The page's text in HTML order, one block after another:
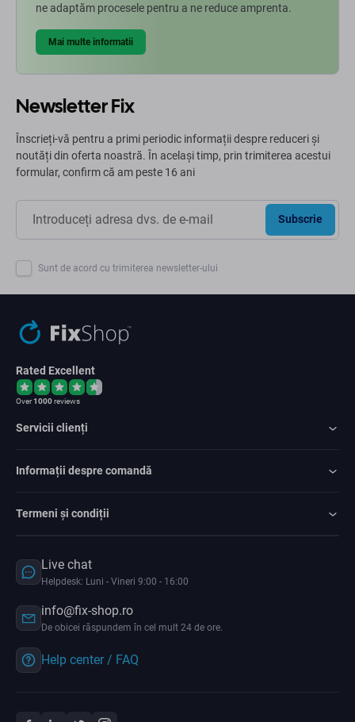
ne adaptăm procesele pentru a ne reduce amprenta.
Mai multe informatii
Newsletter Fix
Înscrieți-vă pentru a primi periodic informații despre reduceri și
noutăți din oferta noastră. În același timp, prin trimiterea acestui
formular, confirm că am peste 16 ani
Subscrie
Sunt de acord cu trimiterea newsletter-ului
Rated Excellent
Over1000reviews
Servicii clienți
Informații despre comandă
Termeni și condiții
Live chat
Helpdesk: Luni - Vineri 9:00 - 16:00
info@fix-shop.ro
De obicei răspundem în cel mult 24 de ore.
Help center / FAQ